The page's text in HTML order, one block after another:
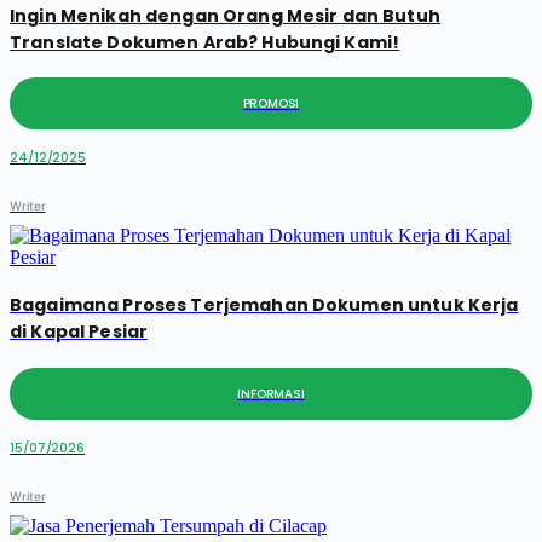
Ingin Menikah dengan Orang Mesir dan Butuh
Translate Dokumen Arab? Hubungi Kami!
PROMOSI
24/12/2025
Writer
Bagaimana Proses Terjemahan Dokumen untuk Kerja
di Kapal Pesiar
INFORMASI
15/07/2026
Writer